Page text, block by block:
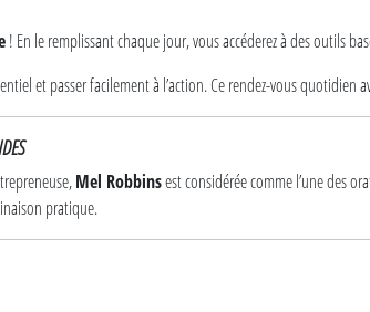
! En le remplissant chaque jour, vous accéderez à des outils
et passer facilement à l’action. Ce rendez-vous
Mel Robbinsest considérée comme l’une des
pratique.